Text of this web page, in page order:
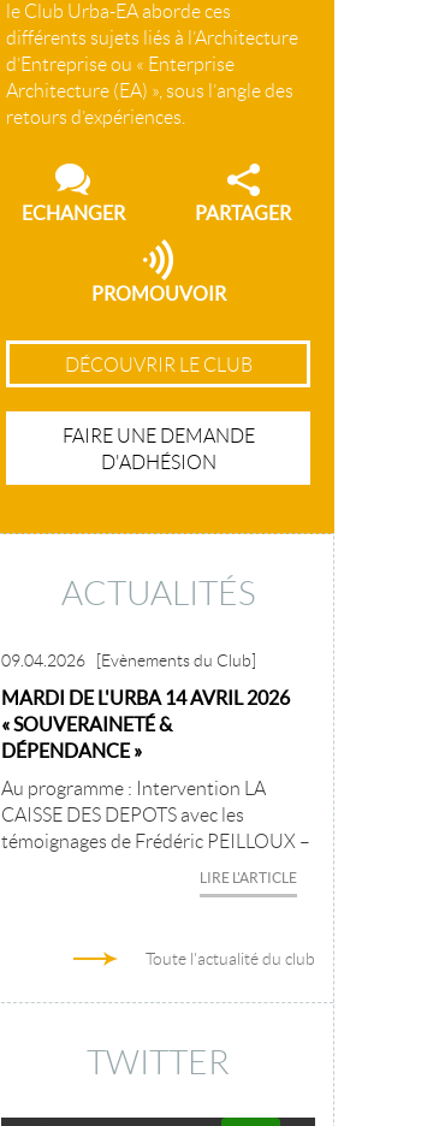
le Club Urba-EA aborde ces
différents sujets liés à l’Architecture
d’Entreprise ou « Enterprise
Architecture (EA) », sous l’angle des
retours d’expériences.
ECHANGER PARTAGER
PROMOUVOIR
DÉCOUVRIR LE CLUB
FAIRE UNE DEMANDE
D'ADHÉSION
ACTUALITÉS
09.04.2026 [Evènements du Club]
MARDI DE L'URBA 14 AVRIL 2026
« SOUVERAINETÉ &
DÉPENDANCE »
Au programme : Intervention LA
CAISSE DES DEPOTS avec les
témoignages de Frédéric PEILLOUX –
LIRE L'ARTICLE
Toute l'actualité du club
TWITTER